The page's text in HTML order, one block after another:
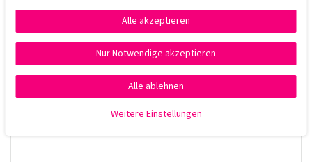
trockene, gestylte Haar sprühen. Für maximalen Halt in
mehreren Schichten auftragen oder gezielt einzelne Partien
fixieren.
Alle akzeptieren
Nur Notwendige akzeptieren
Alle ablehnen
Weitere Einstellungen